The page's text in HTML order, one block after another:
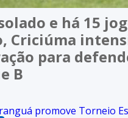
e há 15
Criciúma
para
B